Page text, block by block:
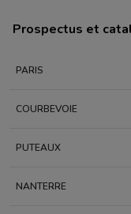
Prospectus et
PARIS
COURBEVOIE
PUTEAUX
NANTERRE